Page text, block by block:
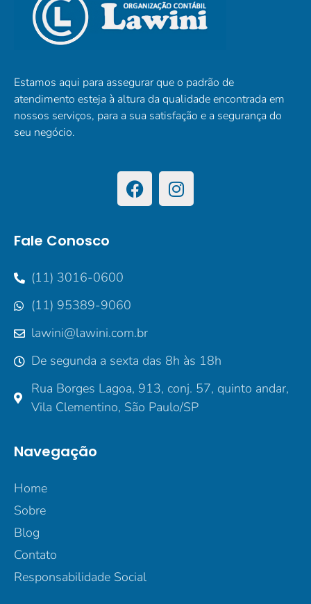
Estamos aqui para assegurar que o padrão de
atendimento esteja à altura da qualidade encontrada em
nossos serviços, para a sua satisfação e a segurança do
seu negócio.
Fale Conosco
(11) 3016-0600
(11) 95389-9060
lawini@lawini.com.br
De segunda a sexta das 8h às 18h
Rua Borges Lagoa, 913, conj. 57, quinto andar,
Vila Clementino, São Paulo/SP
Navegação
Home
Sobre
Blog
Contato
Responsabilidade Social